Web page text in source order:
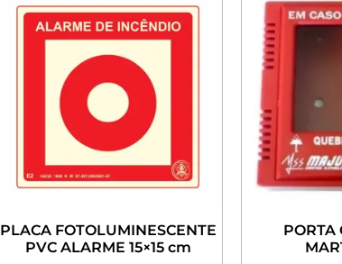
PLACA FOTOLUMINESCENTE
PVC ALARME 15×15 cm
PORTA